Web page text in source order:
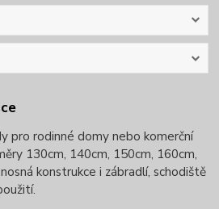
pro rodinné domy nebo komerční
130cm, 140cm, 150cm, 160cm,
konstrukce i zábradlí, schodiště